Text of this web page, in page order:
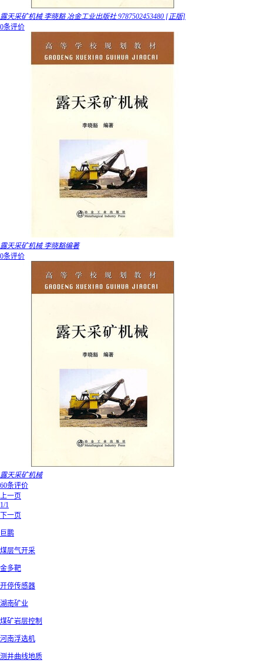
露天采矿机械 李晓豁 冶金工业出版社 9787502453480 [正版]
0条评价
露天采矿机械 李晓豁编著
0条评价
露天采矿机械
60条评价
上一页
1/1
下一页
巨鹏
煤层气开采
金多靶
开停传感器
湖南矿业
煤矿岩层控制
河南浮选机
测井曲线地质